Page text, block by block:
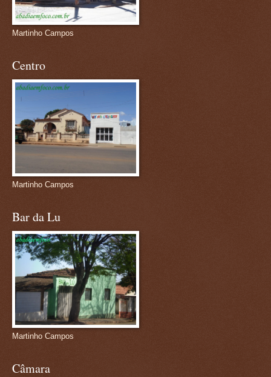
Martinho Campos
Centro
Martinho Campos
Bar da Lu
Martinho Campos
Câmara